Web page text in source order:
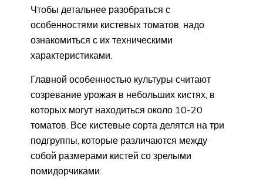
Чтобы детальнее разобраться с
особенностями кистевых томатов, надо
ознакомиться с их техническими
характеристиками.
Главной особенностью культуры считают
созревание урожая в небольших кистях, в
которых могут находиться около 10-20
томатов. Все кистевые сорта делятся на три
подгруппы, которые различаются между
собой размерами кистей со зрелыми
помидорчиками: